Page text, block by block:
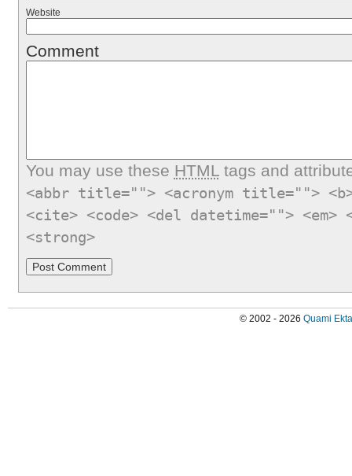
Website
Comment
You may use these HTMLtags and
<abbr title=""> <acronym title="">
<cite> <code> <del datetime="">
<strong>
© 2002 - 2026 Quami